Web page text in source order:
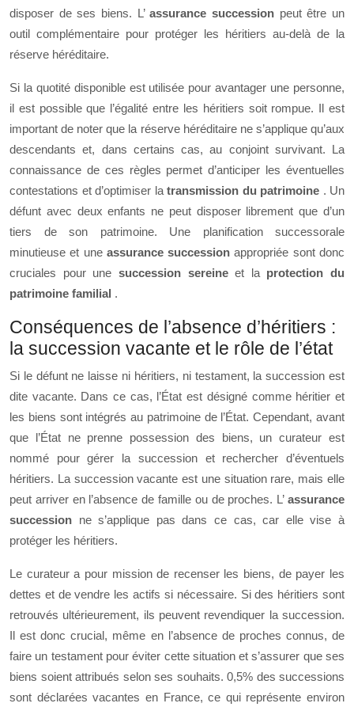
disposer de ses biens. L’assurance succession peut être un
outil complémentaire pour protéger les héritiers au-delà de la
réserve héréditaire.
Si la quotité disponible est utilisée pour avantager une personne,
il est possible que l’égalité entre les héritiers soit rompue. Il est
important de noter que la réserve héréditaire ne s’applique qu’aux
descendants et, dans certains cas, au conjoint survivant. La
connaissance de ces règles permet d’anticiper les éventuelles
contestations et d’optimiser la transmission du patrimoine . Un
défunt avec deux enfants ne peut disposer librement que d’un
tiers de son patrimoine. Une planification successorale
minutieuse et une assurance successionappropriée sont donc
cruciales pour une succession sereineet la protection du
patrimoine familial .
Conséquences de l’absence d’héritiers :
la succession vacante et le rôle de l’état
Si le défunt ne laisse ni héritiers, ni testament, la succession est
dite vacante. Dans ce cas, l’État est désigné comme héritier et
les biens sont intégrés au patrimoine de l’État. Cependant, avant
que l’État ne prenne possession des biens, un curateur est
nommé pour gérer la succession et rechercher d’éventuels
héritiers. La succession vacante est une situation rare, mais elle
peut arriver en l’absence de famille ou de proches. L’ assurance
succession ne s’applique pas dans ce cas, car elle vise à
protéger les héritiers.
Le curateur a pour mission de recenser les biens, de payer les
dettes et de vendre les actifs si nécessaire. Si des héritiers sont
retrouvés ultérieurement, ils peuvent revendiquer la succession.
Il est donc crucial, même en l’absence de proches connus, de
faire un testament pour éviter cette situation et s’assurer que ses
biens soient attribués selon ses souhaits. 0,5% des successions
sont déclarées vacantes en France, ce qui représente environ